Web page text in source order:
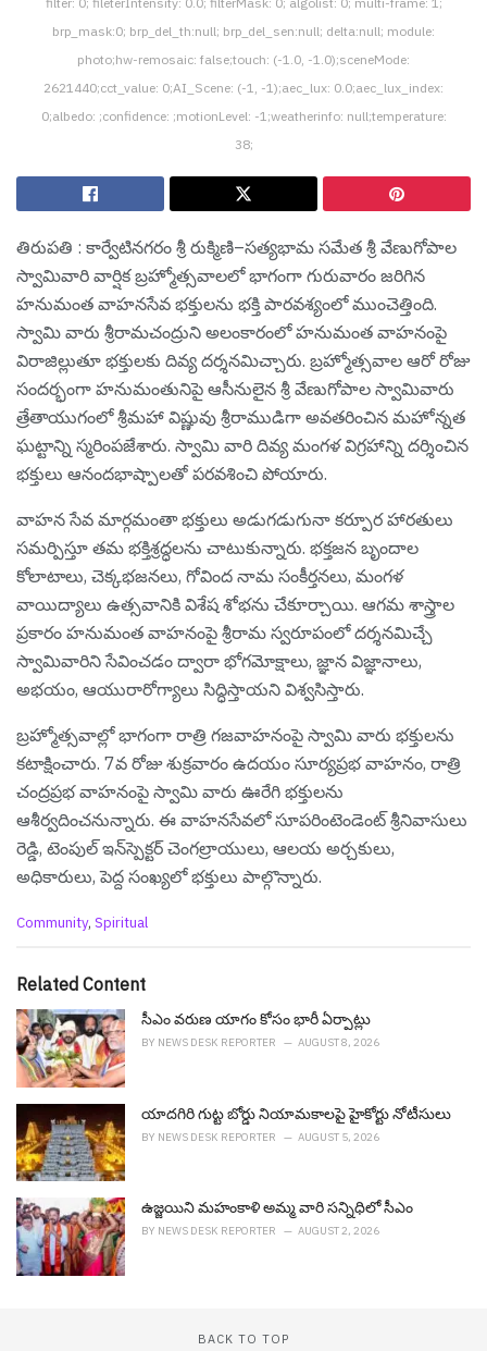
brp_mask:0; brp_del_th:null; brp_del_sen:null; delta:null; module:
photo;hw-remosaic: false;touch: (-1.0, -1.0);sceneMode:
2621440;cct_value: 0;AI_Scene: (-1, -1);aec_lux: 0.0;aec_lux_index:
0;albedo: ;confidence: ;motionLevel: -1;weatherinfo: null;temperature:
38;
తిరుప‌తి : కార్వేటినగరం శ్రీ రుక్మిణి–సత్యభామ సమేత శ్రీ వేణుగోపాల
స్వామివారి వార్షిక బ్రహ్మోత్సవాలలో భాగంగా గురువారం జరిగిన
హనుమంత వాహనసేవ భక్తులను భక్తి పారవశ్యంలో ముంచెత్తింది.
స్వామి వారు శ్రీరామచంద్రుని అలంకారంలో హనుమంత వాహనంపై
విరాజిల్లుతూ భక్తులకు దివ్య దర్శనమిచ్చారు. బ్రహ్మోత్సవాల ఆరో రోజు
సందర్భంగా హనుమంతునిపై ఆసీనులైన శ్రీ వేణుగోపాల స్వామివారు
త్రేతాయుగంలో శ్రీమహా విష్ణువు శ్రీరాముడిగా అవతరించిన మహోన్నత
ఘట్టాన్ని స్మరింపజేశారు. స్వామి వారి దివ్య మంగళ విగ్రహాన్ని దర్శించిన
భక్తులు ఆనందభాష్పాలతో పరవశించి పోయారు.
వాహన సేవ మార్గమంతా భక్తులు అడుగడుగునా కర్పూర హారతులు
సమర్పిస్తూ తమ భక్తిశ్రద్ధలను చాటుకున్నారు. భక్తజన బృందాల
కోలాటాలు, చెక్కభజనలు, గోవింద నామ సంకీర్తనలు, మంగళ
వాయిద్యాలు ఉత్సవానికి విశేష శోభను చేకూర్చాయి. ఆగమ శాస్త్రాల
ప్రకారం హనుమంత వాహనంపై శ్రీరామ స్వరూపంలో దర్శనమిచ్చే
స్వామివారిని సేవించడం ద్వారా భోగమోక్షాలు, జ్ఞాన విజ్ఞానాలు,
అభయం, ఆయురారోగ్యాలు సిద్ధిస్తాయని విశ్వసిస్తారు.
బ్రహ్మోత్సవాల్లో భాగంగా రాత్రి గజవాహనంపై స్వామి వారు భక్తులను
కటాక్షించారు. 7వ రోజు శుక్రవారం ఉదయం సూర్యప్రభ వాహనం, రాత్రి
చంద్రప్రభ వాహనంపై స్వామి వారు ఊరేగి భక్తులను
ఆశీర్వదించనున్నారు. ఈ వాహనసేవలో సూపరింటెండెంట్ శ్రీనివాసులు
రెడ్డి, టెంపుల్ ఇన్‌స్పెక్టర్ చెంగల్రాయులు, ఆలయ అర్చకులు,
అధికారులు, పెద్ద సంఖ్యలో భక్తులు పాల్గొన్నారు.
C
e
o
r
i
Community, Spiritual
Related Content
సీఎం వ‌రుణ యాగం కోసం భారీ ఏర్పాట్లు
BY NEWS DESK REPORTER AUGUST 8, 2026
యాదగిరి గుట్ట బోర్డు నియామ‌కాల‌పై హైకోర్టు నోటీసులు
BY NEWS DESK REPORTER AUGUST 5, 2026
ఉజ్జ‌యిని మ‌హంకాళి అమ్మ వారి స‌న్నిధిలో సీఎం
BY NEWS DESK REPORTER AUGUST 2, 2026
BACK TO TOP